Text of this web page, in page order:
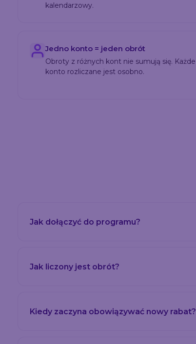
kalendarzowy.
Jedno konto = jeden obrót
Obroty z różnych kont nie sumują się. Każde
konto rozliczane jest osobno.
Jak dołączyć do programu?
Jak liczony jest obrót?
Kiedy zaczyna obowiązywać nowy rabat?